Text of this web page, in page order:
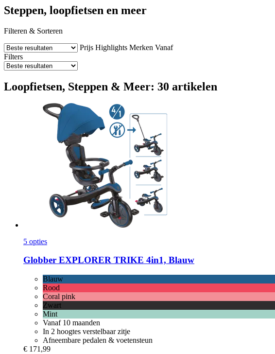
Steppen, loopfietsen en meer
Filteren & Sorteren
Prijs Highlights Merken Vanaf
Filters
Loopfietsen, Steppen & Meer: 30 artikelen
5 opties
Globber EXPLORER TRIKE 4in1, Blauw
Blauw
Rood
Coral pink
Zwart
Mint
Vanaf 10 maanden
In 2 hoogtes verstelbaar zitje
Afneembare pedalen & voetensteun
€ 171,99